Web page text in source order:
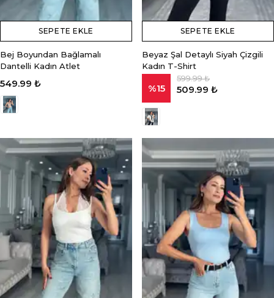
SEPETE EKLE
Bej Boyundan Bağlamalı
Dantelli Kadın Atlet
549.99 ₺
SEPETE EKLE
Beyaz Şal Detaylı Siyah Çizgili
Kadın T-Shirt
%15
599.99 ₺
509.99 ₺